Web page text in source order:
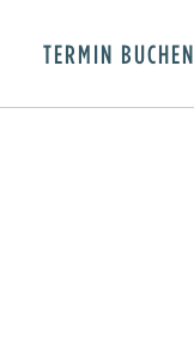
TERMIN BUCHEN